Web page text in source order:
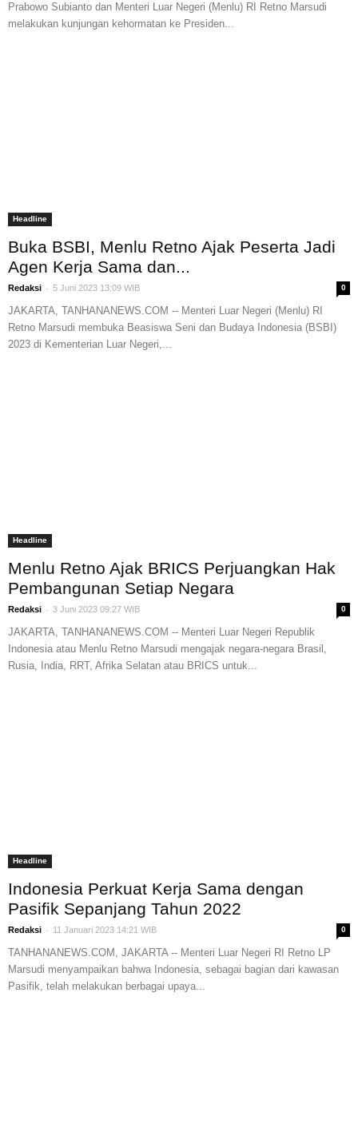
Prabowo Subianto dan Menteri Luar Negeri (Menlu) RI Retno Marsudi
melakukan kunjungan kehormatan ke Presiden...
Headline
Buka BSBI, Menlu Retno Ajak Peserta Jadi
Agen Kerja Sama dan...
Redaksi - 5 Juni 2023 13:09 WIB 0
JAKARTA, TANHANANEWS.COM -- Menteri Luar Negeri (Menlu) RI
Retno Marsudi membuka Beasiswa Seni dan Budaya Indonesia (BSBI)
2023 di Kementerian Luar Negeri,...
Headline
Menlu Retno Ajak BRICS Perjuangkan Hak
Pembangunan Setiap Negara
Redaksi - 3 Juni 2023 09:27 WIB 0
JAKARTA, TANHANANEWS.COM -- Menteri Luar Negeri Republik
Indonesia atau Menlu Retno Marsudi mengajak negara-negara Brasil,
Rusia, India, RRT, Afrika Selatan atau BRICS untuk...
Headline
Indonesia Perkuat Kerja Sama dengan
Pasifik Sepanjang Tahun 2022
Redaksi - 11 Januari 2023 14:21 WIB 0
TANHANANEWS.COM, JAKARTA -- Menteri Luar Negeri RI Retno LP
Marsudi menyampaikan bahwa Indonesia, sebagai bagian dari kawasan
Pasifik, telah melakukan berbagai upaya...